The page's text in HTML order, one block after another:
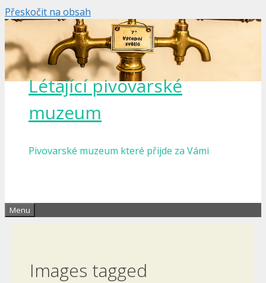
Přeskočit na obsah
Létající pivovarské
muzeum
Pivovarské muzeum které přijde za Vámi
Menu
Images tagged